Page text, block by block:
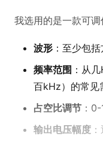
我选用的是一款可调
波形 ：至少包
频率范围 ：从
百kHz）的常见
占空比调节 ：
输出电压幅度